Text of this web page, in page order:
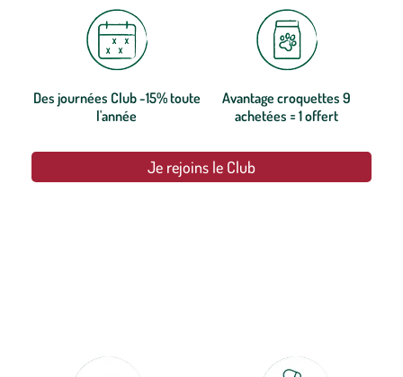
Des journées Club -15% toute
l'année
Avantage croquettes 9
achetées = 1 offert
Je rejoins le Club